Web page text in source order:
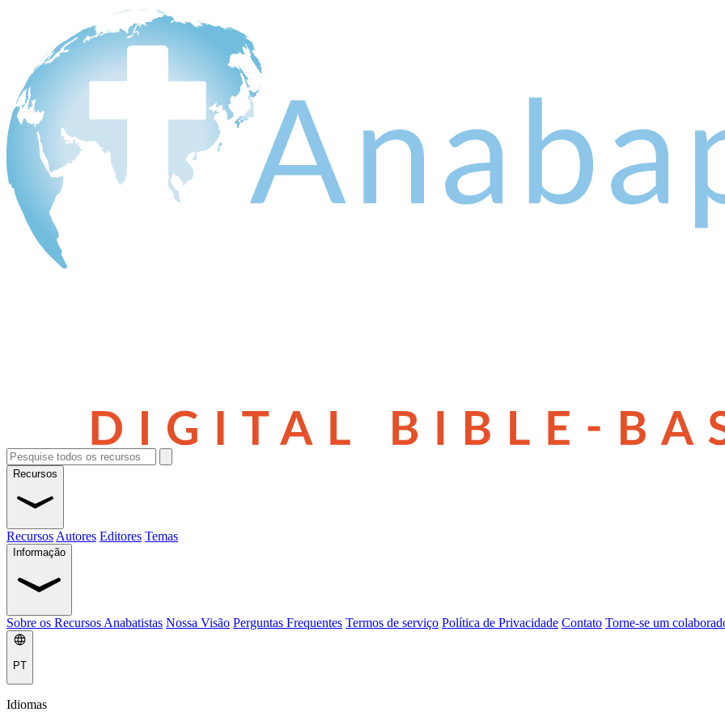
Recursos
Recursos Autores Editores Temas
Informação
Sobre os Recursos Anabatistas Nossa Visão Perguntas Frequentes Termos de serviço Política de Privacidade Contato Torne-se um
PT
Idiomas